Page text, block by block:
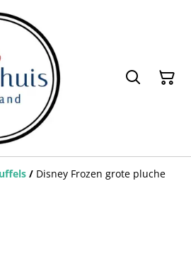
/ Disney Frozen grote pluche